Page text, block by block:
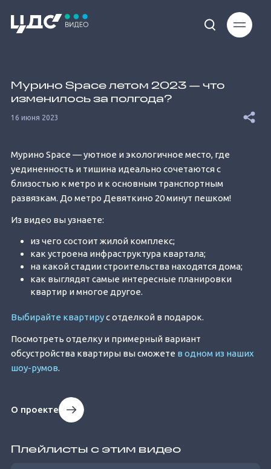
9.23%
Мурино Space летом 2023 — что
изменилось за полгода?
16 июня 2023
Мурино Space — уютное и экологичное место, где
уединенность и тишина идеально сочетаются с
близостью к метро и к основным транспортным
развязкам. До метро Девяткино 20 минут пешком!
Из видео вы узнаете:
из чего состоит жилой комплекс;
как устроена инфраструктура квартала;
на какой стадии строительства находятся дома;
как выглядят самые интересные планировки
квартир и многое другое.
Выбирайте квартирус отделкой в подарок.
Посмотреть отделку и примерный вариант
обсустройства квартиры вы сможете в одном из наших
шоу-румов.
О проекте
Плейлисты с этим видео